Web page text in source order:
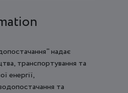
надає
транспортування та
енергії,
та